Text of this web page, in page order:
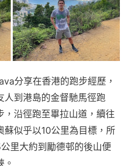
分享在香港的跑步經歷，
人到港島的金督馳馬徑跑
，沿徑跑至畢拉山道，續往
蘇似乎以10公里為目標，所
里大約到勵德邨的後山便
。